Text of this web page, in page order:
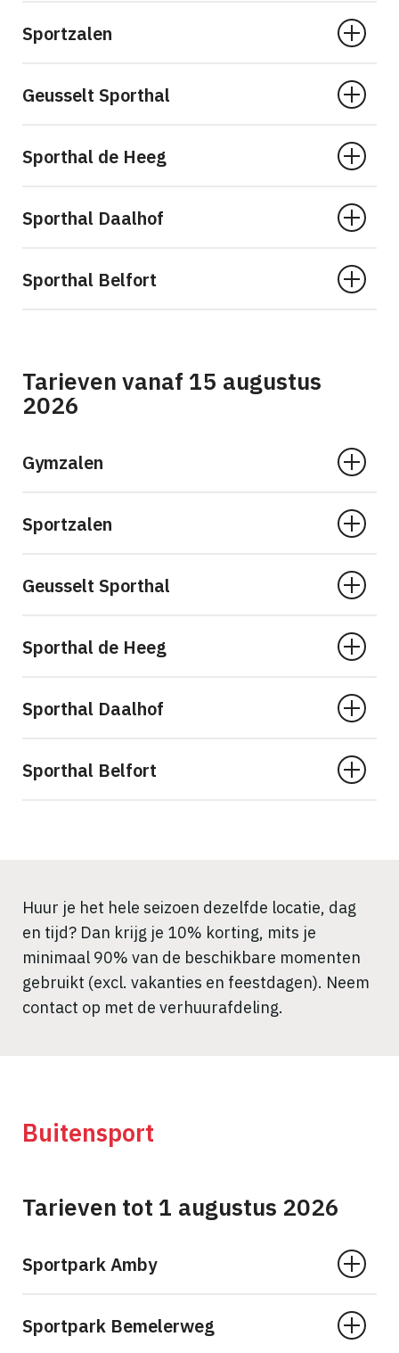
Sportzalen
Geusselt Sporthal
Sporthal de Heeg
Sporthal Daalhof
Sporthal Belfort
Tarieven vanaf 15 augustus
2026
Gymzalen
Sportzalen
Geusselt Sporthal
Sporthal de Heeg
Sporthal Daalhof
Sporthal Belfort
Huur je het hele seizoen dezelfde locatie, dag
en tijd? Dan krijg je 10% korting, mits je
minimaal 90% van de beschikbare momenten
gebruikt (excl. vakanties en feestdagen). Neem
contact op met de verhuurafdeling.
Buitensport
Tarieven tot 1 augustus 2026
Sportpark Amby
Sportpark Bemelerweg